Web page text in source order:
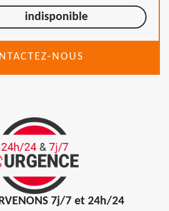
indisponible
NOUS
7j/7 et 24h/24